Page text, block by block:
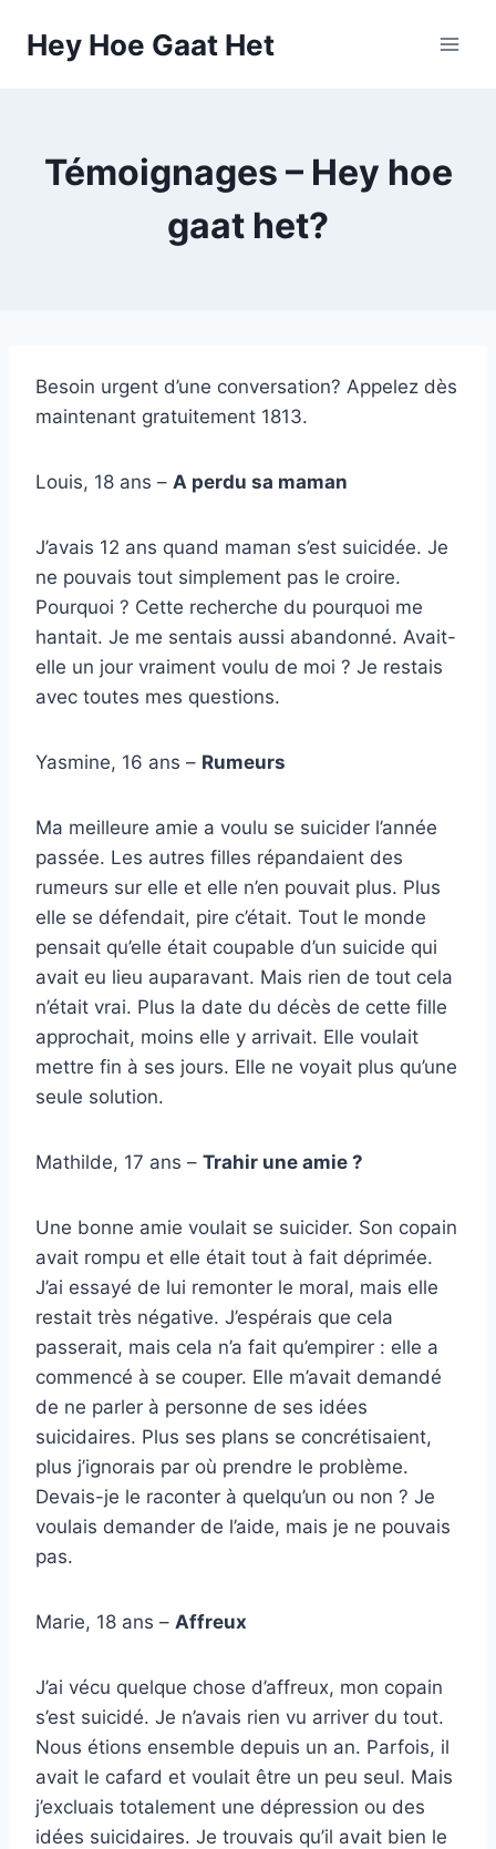
Hey Hoe Gaat Het
Témoignages – Hey hoe
gaat het?
Besoin urgent d’une conversation? Appelez dès
maintenant gratuitement 1813.
Louis, 18 ans – A perdu sa maman
J’avais 12 ans quand maman s’est suicidée. Je
ne pouvais tout simplement pas le croire.
Pourquoi ? Cette recherche du pourquoi me
hantait. Je me sentais aussi abandonné. Avait-
elle un jour vraiment voulu de moi ? Je restais
avec toutes mes questions.
Yasmine, 16 ans – Rumeurs
Ma meilleure amie a voulu se suicider l’année
passée. Les autres filles répandaient des
rumeurs sur elle et elle n’en pouvait plus. Plus
elle se défendait, pire c’était. Tout le monde
pensait qu’elle était coupable d’un suicide qui
avait eu lieu auparavant. Mais rien de tout cela
n’était vrai. Plus la date du décès de cette fille
approchait, moins elle y arrivait. Elle voulait
mettre fin à ses jours. Elle ne voyait plus qu’une
seule solution.
Mathilde, 17 ans – Trahir une amie ?
Une bonne amie voulait se suicider. Son copain
avait rompu et elle était tout à fait déprimée.
J’ai essayé de lui remonter le moral, mais elle
restait très négative. J’espérais que cela
passerait, mais cela n’a fait qu’empirer : elle a
commencé à se couper. Elle m’avait demandé
de ne parler à personne de ses idées
suicidaires. Plus ses plans se concrétisaient,
plus j’ignorais par où prendre le problème.
Devais-je le raconter à quelqu’un ou non ? Je
voulais demander de l’aide, mais je ne pouvais
pas.
Marie, 18 ans – Affreux
J’ai vécu quelque chose d’affreux, mon copain
s’est suicidé. Je n’avais rien vu arriver du tout.
Nous étions ensemble depuis un an. Parfois, il
avait le cafard et voulait être un peu seul. Mais
j’excluais totalement une dépression ou des
idées suicidaires. Je trouvais qu’il avait bien le